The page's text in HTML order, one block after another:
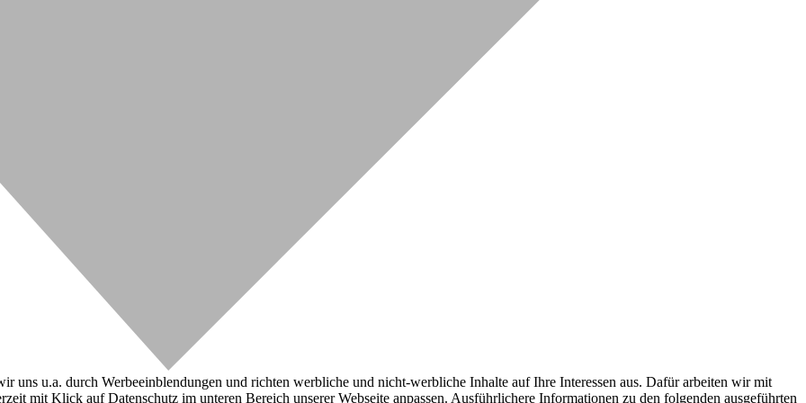
uns u.a. durch Werbeeinblendungen und richten werbliche und nicht-werbliche Inhalte auf Ihre Interessen aus. Dafür arbeiten wir mit
mit Klick auf Datenschutz im unteren Bereich unserer Webseite anpassen. Ausführlichere Informationen zu den folgenden ausgeführten